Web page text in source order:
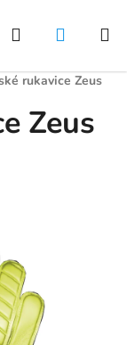
Hledat
rukavice Zeus
Zeus